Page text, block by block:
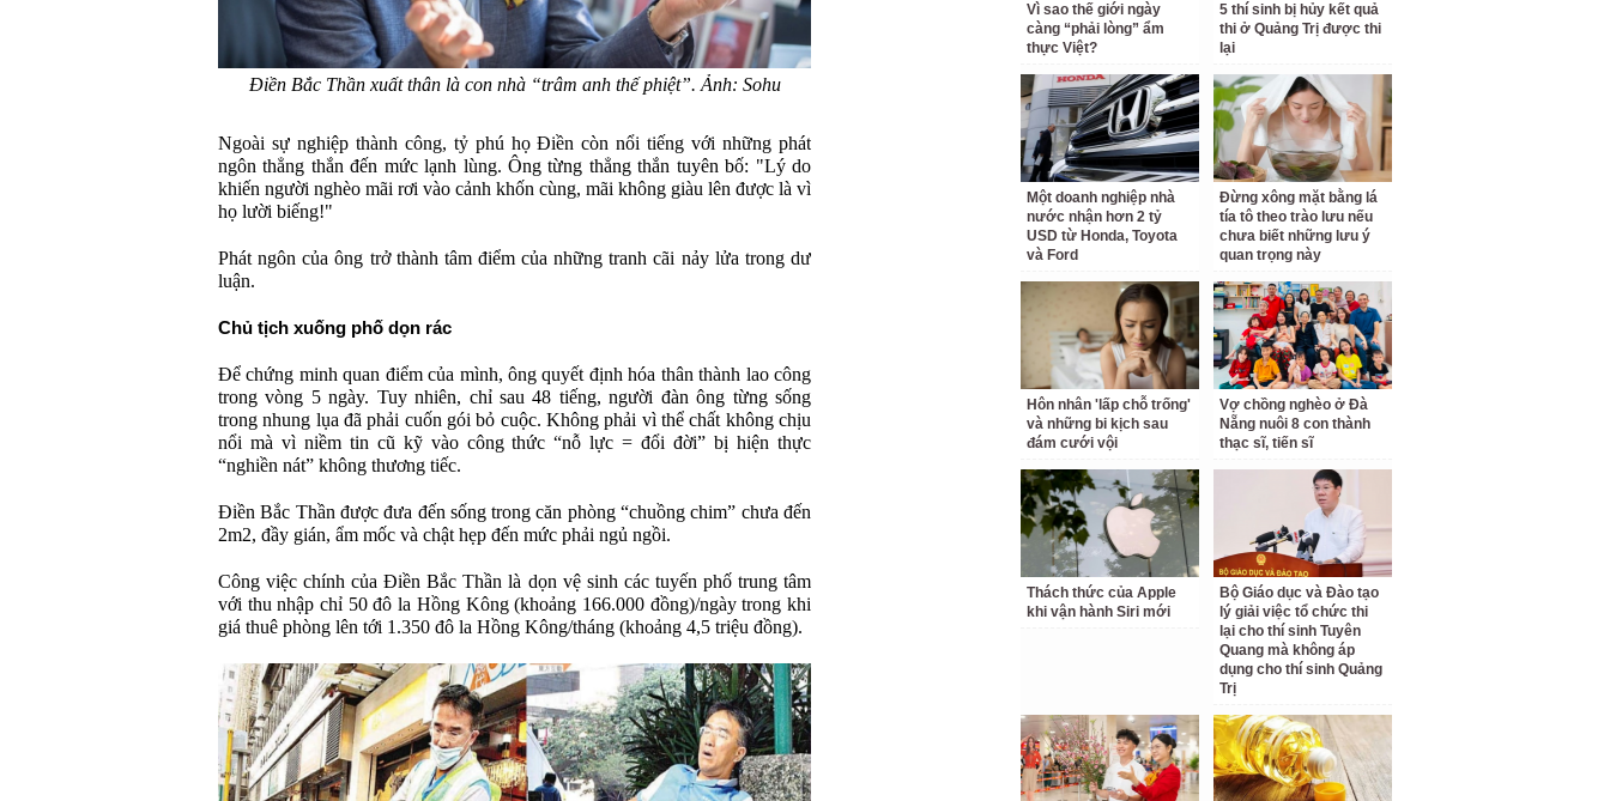
Điền Bắc Thần xuất thân là con nhà “trâm anh thế phiệt”. Ảnh: Sohu
Ngoài sự nghiệp thành công, tỷ phú họ Điền còn nổi tiếng với những phát
ngôn thẳng thắn đến mức lạnh lùng. Ông từng thẳng thắn tuyên bố: "Lý do
khiến người nghèo mãi rơi vào cảnh khốn cùng, mãi không giàu lên được là vì
họ lười biếng!"
Phát ngôn của ông trở thành tâm điểm của những tranh cãi nảy lửa trong dư
luận.
Chủ tịch xuống phố dọn rác
Để chứng minh quan điểm của mình, ông quyết định hóa thân thành lao công
trong vòng 5 ngày. Tuy nhiên, chỉ sau 48 tiếng, người đàn ông từng sống
trong nhung lụa đã phải cuốn gói bỏ cuộc. Không phải vì thể chất không chịu
nổi mà vì niềm tin cũ kỹ vào công thức “nỗ lực = đổi đời” bị hiện thực
“nghiền nát” không thương tiếc.
Điền Bắc Thần được đưa đến sống trong căn phòng “chuồng chim” chưa đến
2m2, đầy gián, ẩm mốc và chật hẹp đến mức phải ngủ ngồi.
Công việc chính của Điền Bắc Thần là dọn vệ sinh các tuyến phố trung tâm
với thu nhập chỉ 50 đô la Hồng Kông (khoảng 166.000 đồng)/ngày trong khi
giá thuê phòng lên tới 1.350 đô la Hồng Kông/tháng (khoảng 4,5 triệu đồng).
Vì sao thế giới ngày
càng “phải lòng” ẩm
thực Việt?
5 thí sinh bị hủy kết quả
thi ở Quảng Trị được thi
lại
Một doanh nghiệp nhà
nước nhận hơn 2 tỷ
USD từ Honda, Toyota
và Ford
Đừng xông mặt bằng lá
tía tô theo trào lưu nếu
chưa biết những lưu ý
quan trọng này
Hôn nhân 'lấp chỗ trống'
và những bi kịch sau
đám cưới vội
Vợ chồng nghèo ở Đà
Nẵng nuôi 8 con thành
thạc sĩ, tiến sĩ
Thách thức của Apple
khi vận hành Siri mới
Bộ Giáo dục và Đào tạo
lý giải việc tổ chức thi
lại cho thí sinh Tuyên
Quang mà không áp
dụng cho thí sinh Quảng
Trị